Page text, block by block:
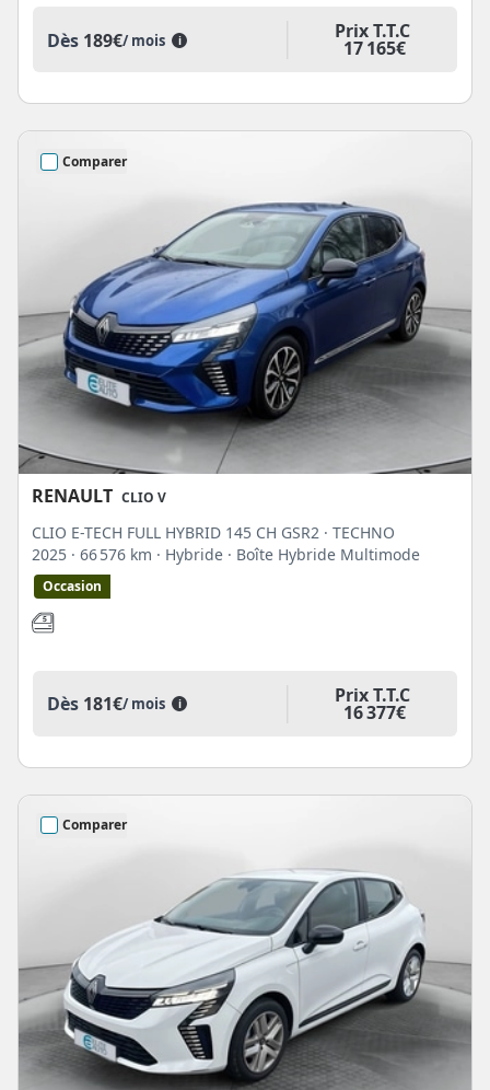
Dès 189€/ mois i Prix T.T.C
17 165€
Comparer
RENAULT CLIO V
CLIO E-TECH FULL HYBRID 145 CH GSR2 · TECHNO
2025 · 66 576 km · Hybride · Boîte Hybride Multimode
Occasion
Dès 181€/ mois i Prix T.T.C
16 377€
Comparer